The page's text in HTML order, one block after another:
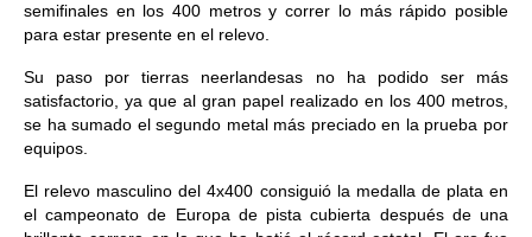
semifinales en los 400 metros y correr lo más rápido posible
para estar presente en el relevo.
Su paso por tierras neerlandesas no ha podido ser más
satisfactorio, ya que al gran papel realizado en los 400 metros,
se ha sumado el segundo metal más preciado en la prueba por
equipos.
El relevo masculino del 4x400 consiguió la medalla de plata en
el campeonato de Europa de pista cubierta después de una